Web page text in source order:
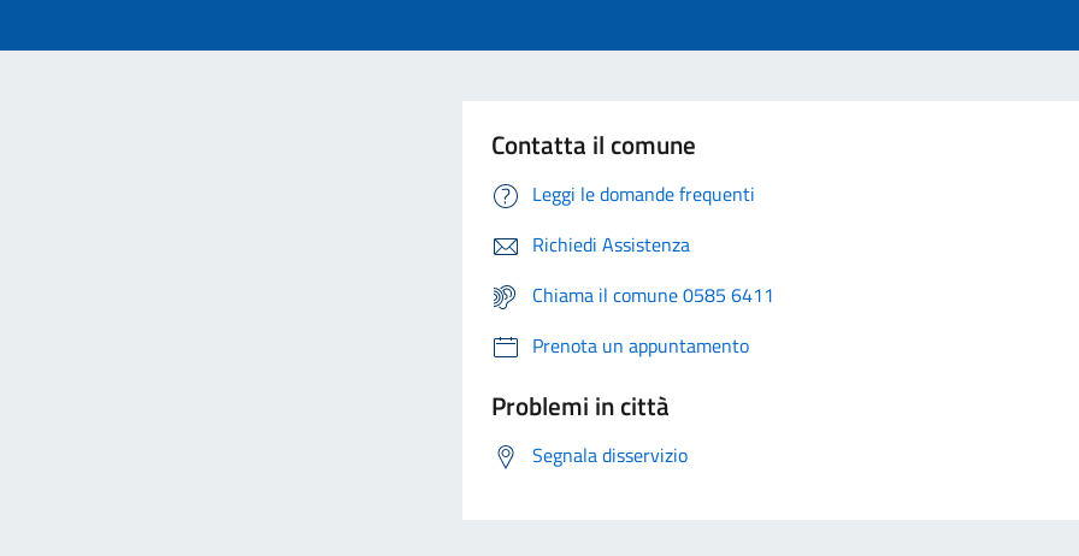
Contatta il comune
Leggi le domande frequenti
Richiedi Assistenza
Chiama il comune 0585 6411
Prenota un appuntamento
Problemi in città
Segnala disservizio